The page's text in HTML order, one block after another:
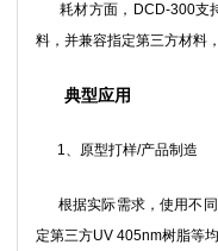
耗材方面，DCD-300支
料，并兼容指定第三方材料
典型应用
1、原型打样/产品制造
根据实际需求，使用不同
定第三方UV 405nm树脂等